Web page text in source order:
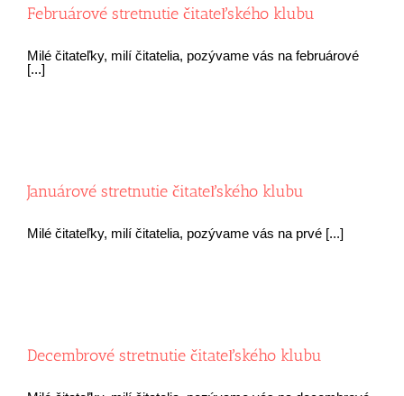
Februárové stretnutie čitateľského klubu
Milé čitateľky, milí čitatelia, pozývame vás na februárové
[...]
Januárové stretnutie čitateľského klubu
Milé čitateľky, milí čitatelia, pozývame vás na prvé [...]
Decembrové stretnutie čitateľského klubu